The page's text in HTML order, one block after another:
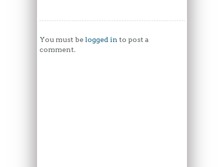
You must be logged in to post a
comment.